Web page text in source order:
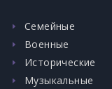
Семейные
Военные
Исторические
Музыкальные